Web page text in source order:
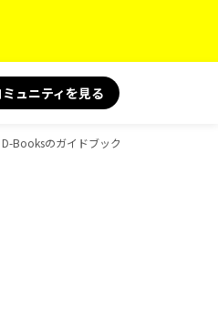
ミュニティを見る
Booksのガイドブック一覧